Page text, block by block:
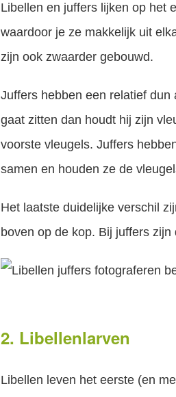
Libellen en juffers lijken op het
waardoor je ze makkelijk uit
zijn ook zwaarder gebouwd.
Juffers hebben een relatief dun
gaat zitten dan houdt hij zijn
voorste vleugels. Juffers
samen en houden ze de
Het laatste duidelijke verschil
boven op de kop. Bij juffers
2. Libellenlarven
Libellen leven het eerste (en